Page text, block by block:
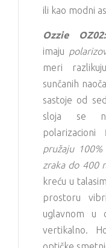
ili kao modni
Ozzie
imaju
meri
sunčanih
sastoje od
sloja se
pružaju
zraka do 400
kreću u
prostoru
uglavnom u
vertikalno.